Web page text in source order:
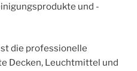
und -
die professionelle
Decken, Leuchtmittel und